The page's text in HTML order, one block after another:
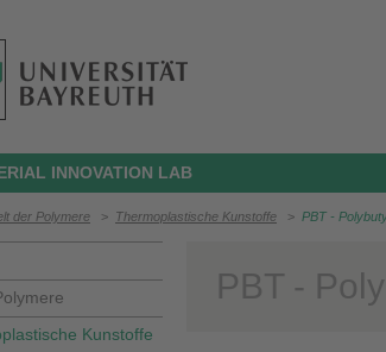
INNOVATION LAB
der Polymere > Thermoplastische Kunstoffe > PBT -
Kunstoffe
PBT -